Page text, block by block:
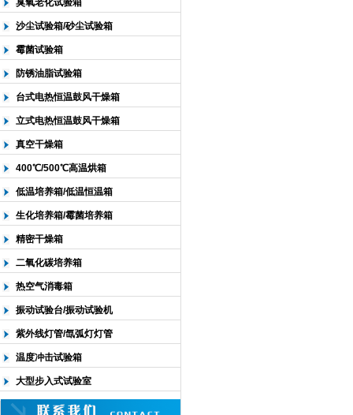
臭氧老化试验箱
沙尘试验箱/砂尘试验箱
霉菌试验箱
防锈油脂试验箱
台式电热恒温鼓风干燥箱
立式电热恒温鼓风干燥箱
真空干燥箱
400℃/500℃高温烘箱
低温培养箱/低温恒温箱
生化培养箱/霉菌培养箱
精密干燥箱
二氧化碳培养箱
热空气消毒箱
振动试验台/振动试验机
紫外线灯管/氙弧灯灯管
温度冲击试验箱
大型步入式试验室